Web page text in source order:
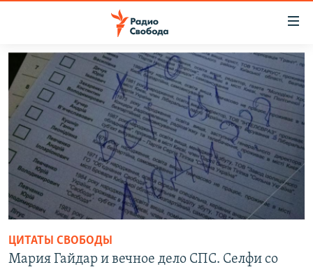
упрощенного
доступа
Вернуться
основному
содержанию
Вернутся
главной
Вернутся
ПРОГРАММЫ
ПОДКАСТЫ
АВТОРСКИЕ ПРОЕКТЫ
ЦИТАТЫ СВОБОДЫ
МНЕНИЯ
КУЛЬТУРА
КАВКАЗ.РЕАЛИИ
ЦИТАТЫ СВОБОДЫ
Мария Гайдар и вечное дело СПС. Селфи со